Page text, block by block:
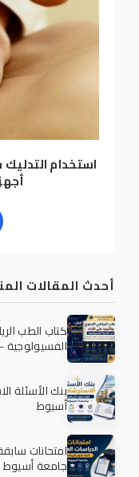
استخدام التدليك
أحدث المقالات
كتاب الطب
الفسيولوجية
بنك الأسئلة
أسيوط
امتحانات
جامعة أسيوط